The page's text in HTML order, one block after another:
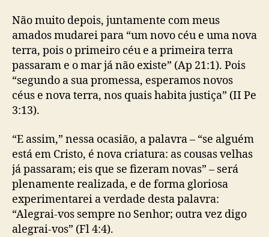
Não muito depois, juntamente com meus
amados mudarei para “um novo céu e uma nova
terra, pois o primeiro céu e a primeira terra
passaram e o mar já não existe” (Ap 21:1). Pois
“segundo a sua promessa, esperamos novos
céus e nova terra, nos quais habita justiça” (II Pe
3:13).
“E assim,” nessa ocasião, a palavra – “se alguém
está em Cristo, é nova criatura: as cousas velhas
já passaram; eis que se fizeram novas” – será
plenamente realizada, e de forma gloriosa
experimentarei a verdade desta palavra:
“Alegrai-vos sempre no Senhor; outra vez digo
alegrai-vos” (Fl 4:4).